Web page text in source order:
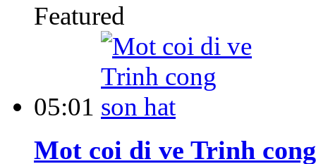
Featured
05:01
Mot coi di ve Trinh